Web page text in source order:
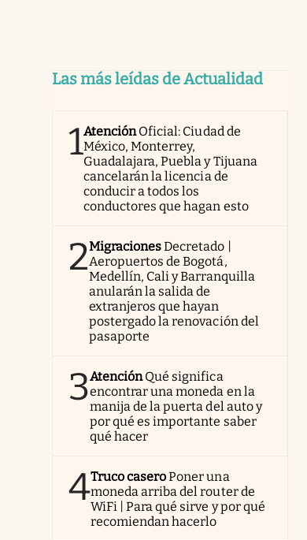
Las más leídas de Actualidad
1AtenciónOficial: Ciudad de
México, Monterrey,
Guadalajara, Puebla y Tijuana
cancelarán la licencia de
conducir a todos los
conductores que hagan esto
2MigracionesDecretado |
Aeropuertos de Bogotá,
Medellín, Cali y Barranquilla
anularán la salida de
extranjeros que hayan
postergado la renovación del
pasaporte
3AtenciónQué significa
encontrar una moneda en la
manija de la puerta del auto y
por qué es importante saber
qué hacer
4Truco caseroPoner una
moneda arriba del router de
WiFi | Para qué sirve y por qué
recomiendan hacerlo